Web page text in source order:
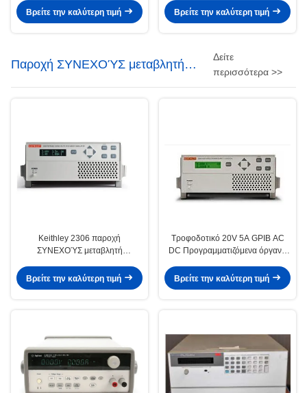
ψηφιακός
Βρείτε την καλύτερη τιμή
Βρείτε την καλύτερη τιμή
Παροχή ΣΥΝΕΧΟΎΣ μεταβλητή
ηλεκτρικού ρεύματος
Δείτε
περισσότερα >>
Keithley 2306 παροχή
ΣΥΝΕΧΟΎΣ μεταβλητή
εναλλασσόμενου ρεύματος,
προγραμματίσημη συσκευή
Βρείτε την καλύτερη τιμή
Τροφοδοτικό 20V 5A GPIB AC
DC Προγραμματιζόμενα όργανα
Βρείτε την καλύτερη τιμή